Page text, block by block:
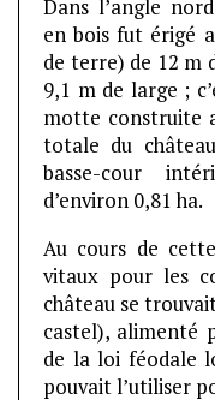
Dans l’angle
en bois fut érigé
de terre) de 12 m
9,1 m de large ;
motte construite
totale du
basse-cour
d’environ 0,81 ha.
Au cours de
vitaux pour les
château se
castel), alimenté
de la loi féodale
pouvait l’utiliser